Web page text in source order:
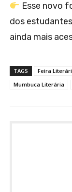
Esse novo
dos
ainda mais
TAGS Feira
Mumbuca Literária